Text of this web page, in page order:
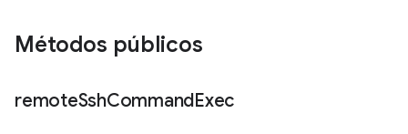
Métodos públicos
remoteSshCommandExec